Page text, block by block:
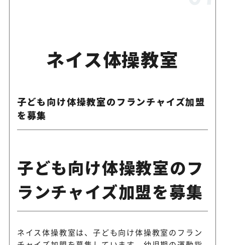
ネイス体操教室
子ども向け体操教室のフランチャイズ加盟
を募集
子ども向け体操教室のフ
ランチャイズ加盟を募集
ネイス体操教室は、子ども向け体操教室のフラン